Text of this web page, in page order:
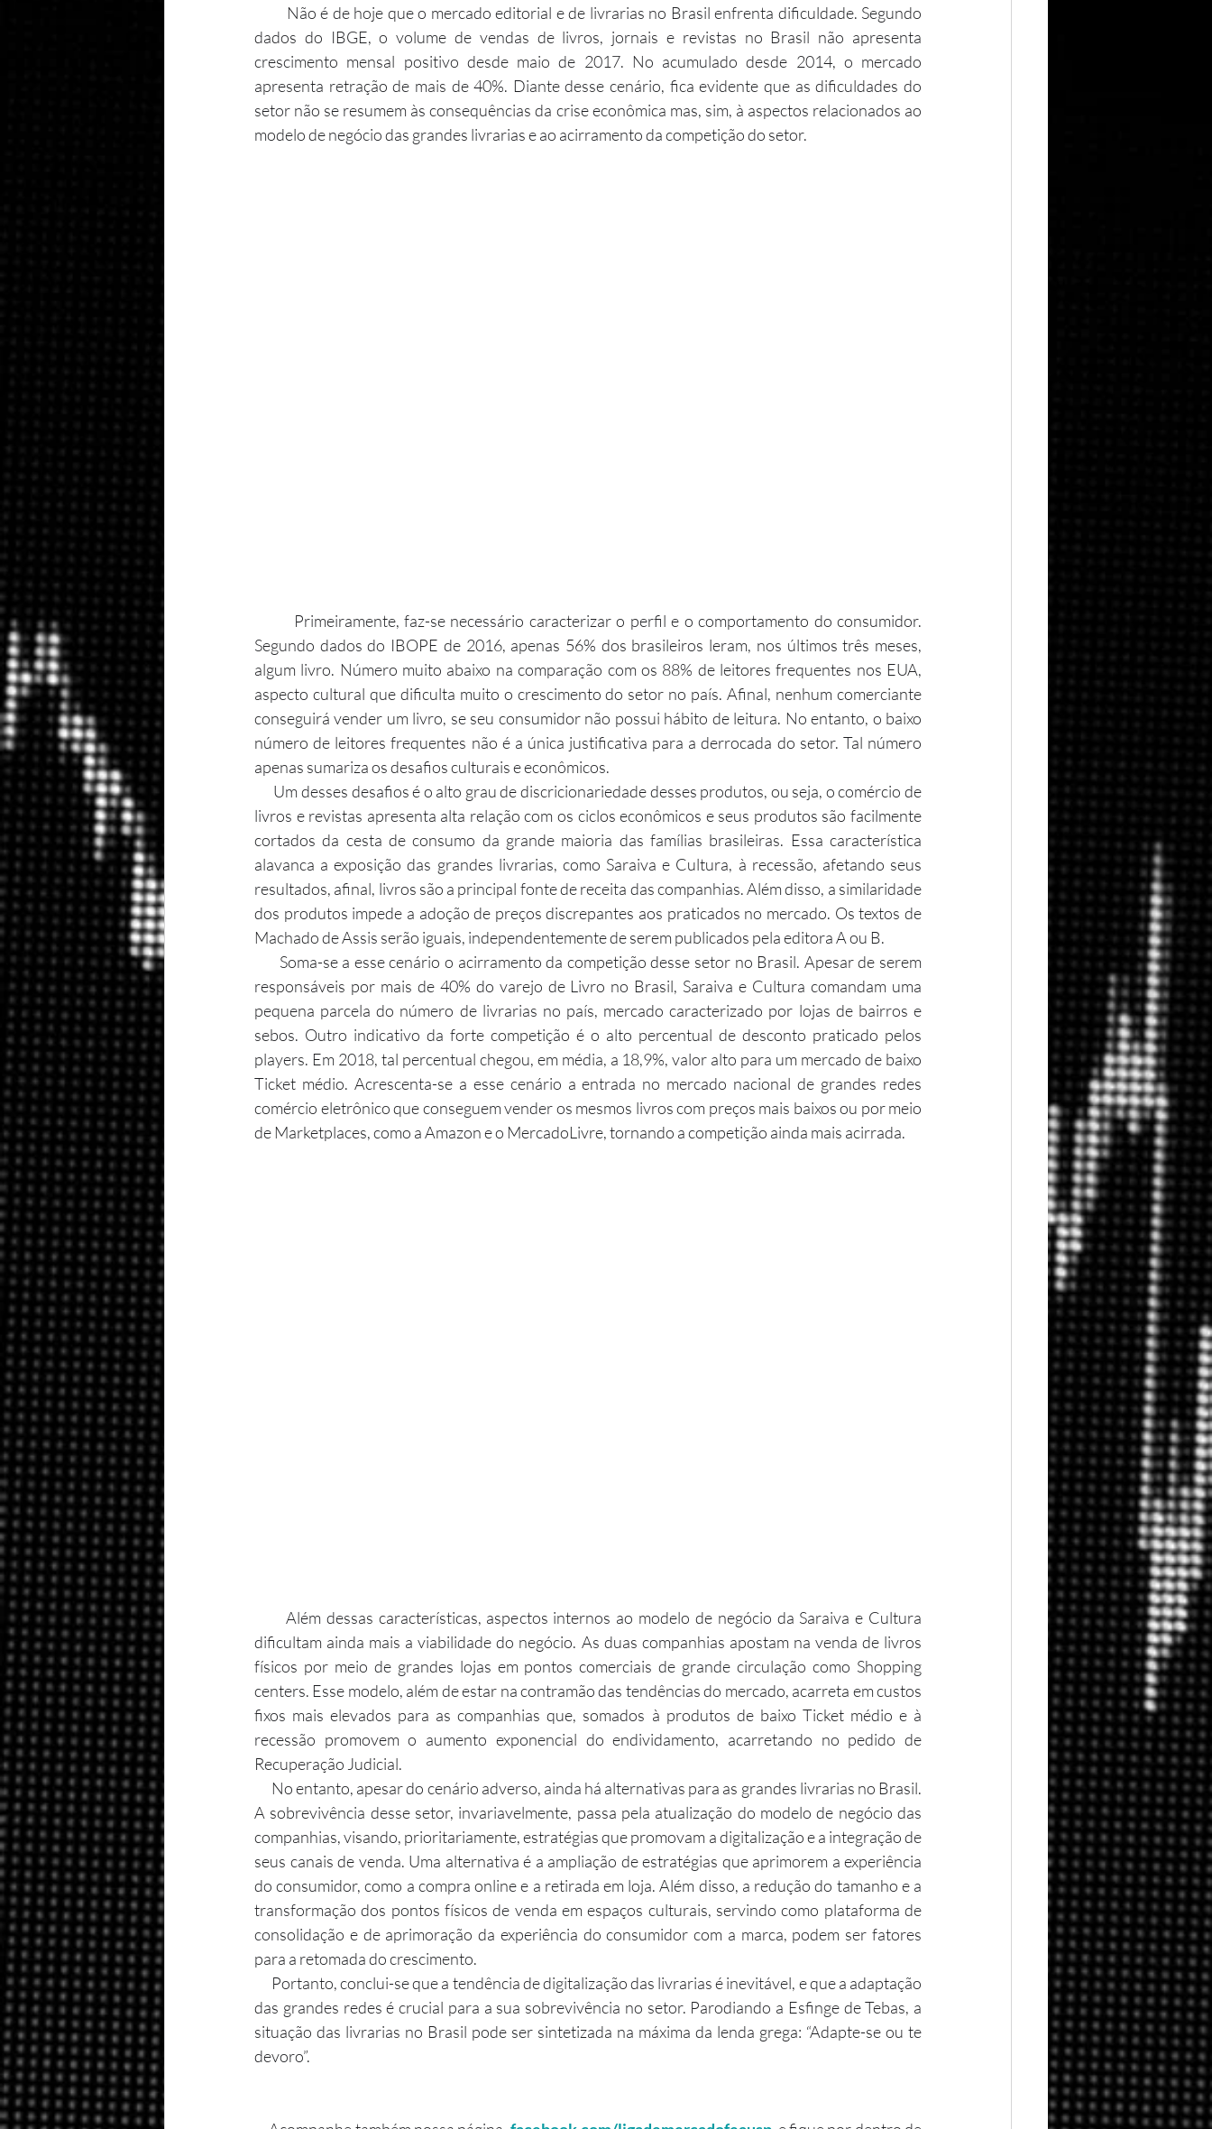
dados do IBGE, o volume de vendas de livros, jornais e revistas no Brasil não apresenta
crescimento mensal positivo desde maio de 2017. No acumulado desde 2014, o mercado
apresenta retração de mais de 40%. Diante desse cenário, fica evidente que as dificuldades do
setor não se resumem às consequências da crise econômica mas, sim, à aspectos relacionados ao
modelo de negócio das grandes livrarias e ao acirramento da competição do setor.
Segundo dados do IBOPE de 2016, apenas 56% dos brasileiros leram, nos últimos três meses,
algum livro. Número muito abaixo na comparação com os 88% de leitores frequentes nos EUA,
aspecto cultural que dificulta muito o crescimento do setor no país. Afinal, nenhum comerciante
conseguirá vender um livro, se seu consumidor não possui hábito de leitura. No entanto, o baixo
número de leitores frequentes não é a única justificativa para a derrocada do setor. Tal número
apenas sumariza os desafios culturais e econômicos.
livros e revistas apresenta alta relação com os ciclos econômicos e seus produtos são facilmente
cortados da cesta de consumo da grande maioria das famílias brasileiras. Essa característica
alavanca a exposição das grandes livrarias, como Saraiva e Cultura, à recessão, afetando seus
resultados, afinal, livros são a principal fonte de receita das companhias. Além disso, a similaridade
dos produtos impede a adoção de preços discrepantes aos praticados no mercado. Os textos de
Machado de Assis serão iguais, independentemente de serem publicados pela editora A ou B.
responsáveis por mais de 40% do varejo de Livro no Brasil, Saraiva e Cultura comandam uma
pequena parcela do número de livrarias no país, mercado caracterizado por lojas de bairros e
sebos. Outro indicativo da forte competição é o alto percentual de desconto praticado pelos
players. Em 2018, tal percentual chegou, em média, a 18,9%, valor alto para um mercado de baixo
Ticket médio. Acrescenta-se a esse cenário a entrada no mercado nacional de grandes redes
comércio eletrônico que conseguem vender os mesmos livros com preços mais baixos ou por meio
de Marketplaces, como a Amazon e o MercadoLivre, tornando a competição ainda mais acirrada.
dificultam ainda mais a viabilidade do negócio. As duas companhias apostam na venda de livros
físicos por meio de grandes lojas em pontos comerciais de grande circulação como Shopping
centers. Esse modelo, além de estar na contramão das tendências do mercado, acarreta em custos
fixos mais elevados para as companhias que, somados à produtos de baixo Ticket médio e à
recessão promovem o aumento exponencial do endividamento, acarretando no pedido de
Recuperação Judicial.
A sobrevivência desse setor, invariavelmente, passa pela atualização do modelo de negócio das
companhias, visando, prioritariamente, estratégias que promovam a digitalização e a integração de
seus canais de venda. Uma alternativa é a ampliação de estratégias que aprimorem a experiência
do consumidor, como a compra online e a retirada em loja. Além disso, a redução do tamanho e a
transformação dos pontos físicos de venda em espaços culturais, servindo como plataforma de
consolidação e de aprimoração da experiência do consumidor com a marca, podem ser fatores
para a retomada do crescimento.
das grandes redes é crucial para a sua sobrevivência no setor. Parodiando a Esfinge de Tebas, a
situação das livrarias no Brasil pode ser sintetizada na máxima da lenda grega: “Adapte-se ou te
devoro”.